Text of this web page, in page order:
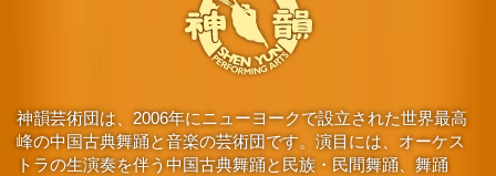
神韻芸術団は、2006年にニューヨークで設立された世界最高
峰の中国古典舞踊と音楽の芸術団です。演目には、オーケス
トラの生演奏を伴う中国古典舞踊と民族・民間舞踊、舞踊